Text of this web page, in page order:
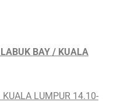
BAY / KUALA
LUMPUR 14.10-